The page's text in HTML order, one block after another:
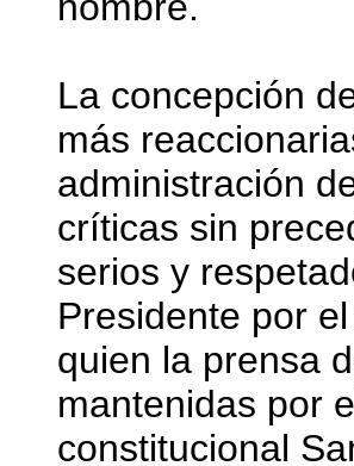
La concepción
más
administración
críticas sin
serios y
Presidente por
quien la prensa
mantenidas por
constitucional